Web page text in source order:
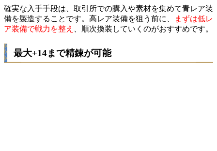
確実な入手手段は、取引所での購入や素材を集めて青レア装
備を製造することです。高レア装備を狙う前に、
まずは低レ
ア装備で戦力を整え
、順次換装していくのがおすすめです。
最大+14まで精錬が可能